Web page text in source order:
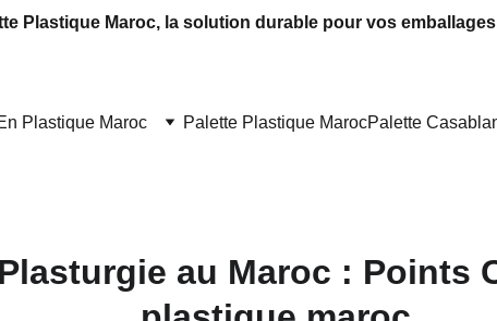
Plastique Maroc, la solution durable pour vos
Plastique Maroc Palette Plastique MarocPalette
au Maroc : Points